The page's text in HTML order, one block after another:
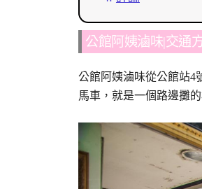
公館阿姨滷味|交通
公館阿姨滷味從公館站4
馬車，就是一個路邊攤